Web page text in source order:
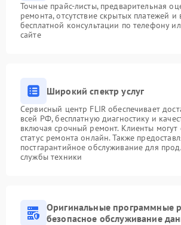
Точные прайс-листы, предварительная
ремонта, отсутствие скрытых платежей и
бесплатной консультации по телефону
сайте
Широкий спектр услуг
Сервисный центр FLIR обеспечивает
всей РФ, бесплатную диагностику и
включая срочный ремонт. Клиенты могут
статус ремонта онлайн. Также
постгарантийное обслуживание для
службы техники
Оригинальные программные
безопасное обслуживание